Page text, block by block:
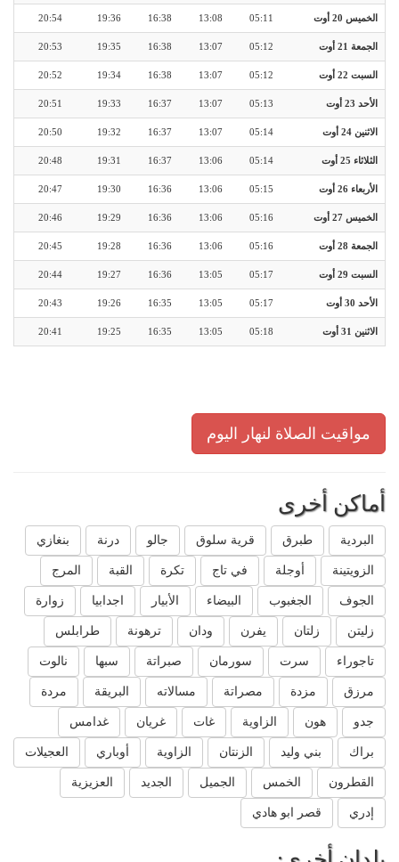
الخميس 20 أوت 05:11
13:08
16:38
19:36
20:54
الجمعة 21 أوت 05:12
13:07
16:38
19:35
20:53
السبت 22 أوت 05:12
13:07
16:38
19:34
20:52
الأحد 23 أوت 05:13
13:07
16:37
19:33
20:51
الاثنين 24 أوت 05:14
13:07
16:37
19:32
20:50
الثلاثاء 25 أوت 05:14
13:06
16:37
19:31
20:48
الأربعاء 26 أوت 05:15
13:06
16:36
19:30
20:47
الخميس 27 أوت 05:16
13:06
16:36
19:29
20:46
الجمعة 28 أوت 05:16
13:06
16:36
19:28
20:45
السبت 29 أوت 05:17
13:05
16:36
19:27
20:44
الأحد 30 أوت 05:17
13:05
16:35
19:26
20:43
الاثنين 31 أوت 05:18
13:05
16:35
19:25
20:41
مواقيت الصلاة لنهار اليوم
أماكن أخرى
البردية طبرق قرية سلوق جالو درنة بنغازي
الزويتينة أوجلة في تاج تكرة القبة المرج
الجوف الجغبوب البيضاء الأبيار اجدابيا زوارة
زليتن زلتان يفرن ودان ترهونة طرابلس
تاجوراء سرت سورمان صبراتة سبها نالوت
مرزق مزدة مصراتة مسالاته البريقة مردة
جدو هون الزاوية غات غريان غدامس
براك بني وليد الزنتان الزاوية أوباري العجيلات
القطرون الخمس الجميل الجديد العزيزية
إدري قصر ابو هادي